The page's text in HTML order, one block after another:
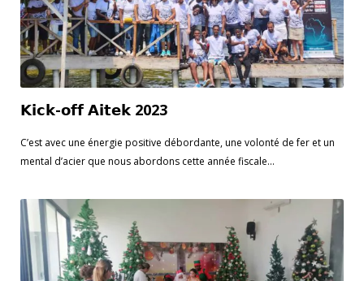
𝗞𝗶𝗰𝗸-𝗼𝗳𝗳 𝗔𝗶𝘁𝗲𝗸 2023
C’est avec une énergie positive débordante, une volonté de fer et un
mental d’acier que nous abordons cette année fiscale...